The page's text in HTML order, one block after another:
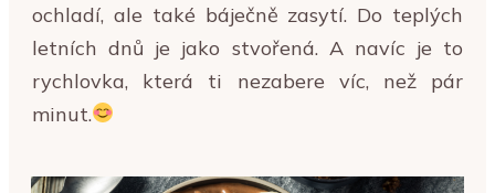
ochladí, ale také báječně zasytí. Do teplých
letních dnů je jako stvořená. A navíc je to
rychlovka, která ti nezabere víc, než pár
minut.